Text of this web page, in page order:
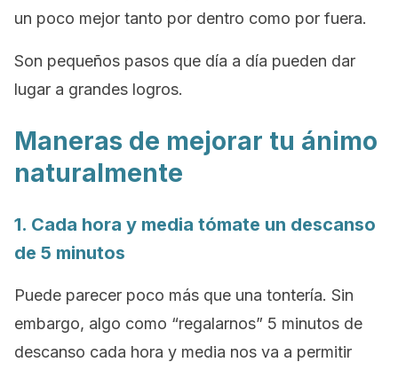
un poco mejor tanto por dentro como por fuera.
Son pequeños pasos que día a día pueden dar
lugar a grandes logros.
Maneras de mejorar tu ánimo
naturalmente
1. Cada hora y media tómate un descanso
de 5 minutos
Puede parecer poco más que una tontería. Sin
embargo, algo como “regalarnos” 5 minutos de
descanso cada hora y media nos va a permitir